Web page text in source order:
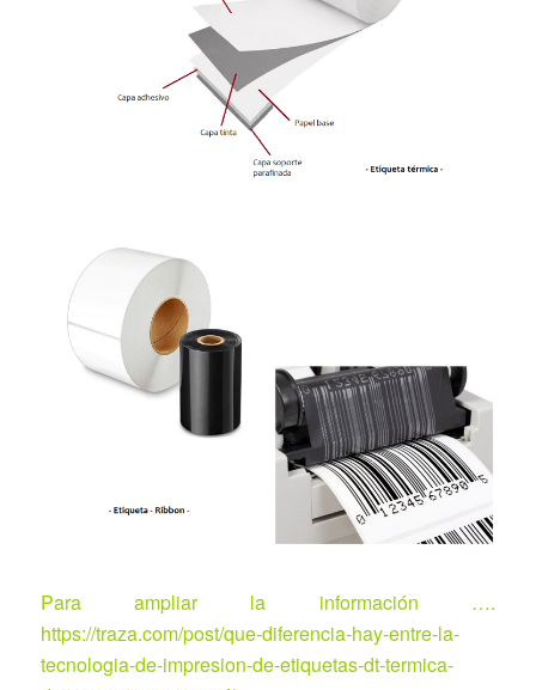
Para ampliar la información ….
https://traza.com/post/que-diferencia-hay-entre-la-
tecnologia-de-impresion-de-etiquetas-dt-termica-